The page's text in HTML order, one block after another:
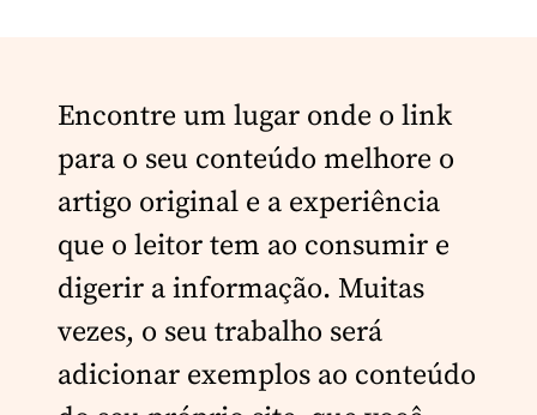
Encontre um lugar onde o link
para o seu conteúdo melhore o
artigo original e a experiência
que o leitor tem ao consumir e
digerir a informação. Muitas
vezes, o seu trabalho será
adicionar exemplos ao conteúdo